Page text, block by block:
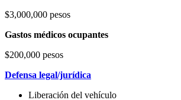
$3,000,000 pesos
Gastos médicos ocupantes
$200,000 pesos
Defensa legal/jurídica
Liberación del vehículo